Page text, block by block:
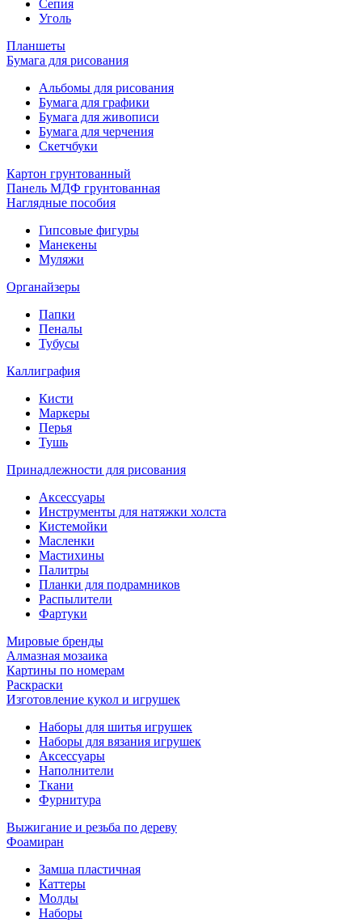
Сепия
Уголь
Планшеты
Бумага для рисования
Альбомы для рисования
Бумага для графики
Бумага для живописи
Бумага для черчения
Скетчбуки
Картон грунтованный
Панель МДФ грунтованная
Наглядные пособия
Гипсовые фигуры
Манекены
Муляжи
Органайзеры
Папки
Пеналы
Тубусы
Каллиграфия
Кисти
Маркеры
Перья
Тушь
Принадлежности для рисования
Аксессуары
Инструменты для натяжки холста
Кистемойки
Масленки
Мастихины
Палитры
Планки для подрамников
Распылители
Фартуки
Мировые бренды
Алмазная мозаика
Картины по номерам
Раскраски
Изготовление кукол и игрушек
Наборы для шитья игрушек
Наборы для вязания игрушек
Аксессуары
Наполнители
Ткани
Фурнитура
Выжигание и резьба по дереву
Фоамиран
Замша пластичная
Каттеры
Молды
Наборы